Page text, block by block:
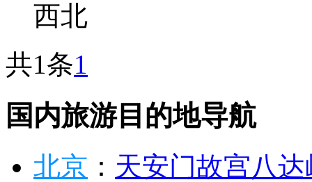
西北
共1条1
国内旅游目的地导航
北京 ： 天安门故宫八